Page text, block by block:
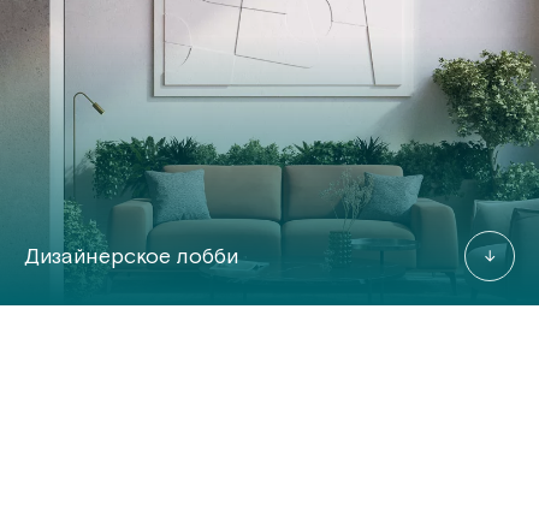
Дизайнерское лобби